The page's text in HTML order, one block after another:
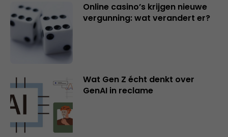
Online casino’s krijgen nieuwe
vergunning: wat verandert er?
Wat Gen Z écht denkt over
GenAI in reclame